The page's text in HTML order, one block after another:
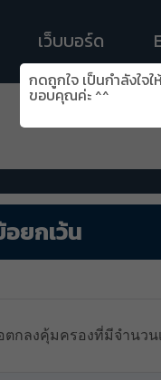
เว็บบอร์ด
ยกเว้น
ลงคุ้มครองที่มีจำนวน
กดถูกใจ เป็นกำลังใจใ
ขอบคุณค่ะ ^^